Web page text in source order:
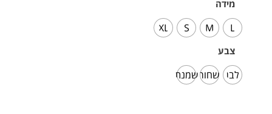
מידה
L
M
S
XL
צבע
לבן שחורשמנת